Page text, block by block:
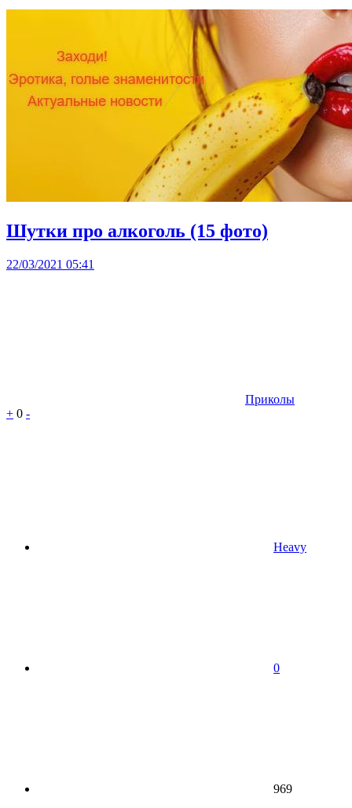
Шутки про алкоголь (15 фото)
22/03/2021 05:41
Приколы
+ 0 -
Heavy
0
969